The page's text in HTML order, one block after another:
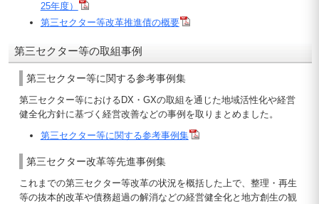
25年度）
第三セクター等改革推進債の概要
第三セクター等の取組事例
第三セクター等に関する参考事例集
第三セクター等におけるDX・GXの取組を通じた地域活性化や経営
健全化方針に基づく経営改善などの事例を取りまとめました。
第三セクター等に関する参考事例集
第三セクター改革等先進事例集
これまでの第三セクター等改革の状況を概括した上で、整理・再生
等の抜本的改革や債務超過の解消などの経営健全化と地方創生の観